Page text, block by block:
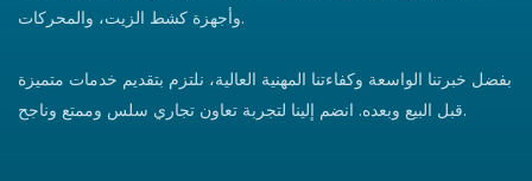
وأجهزة كشط الزيت، والمحركات.
بفضل خبرتنا الواسعة وكفاءتنا المهنية العالية، نلتزم بتقديم خدمات متميزة
قبل البيع وبعده. انضم إلينا لتجربة تعاون تجاري سلس وممتع وناجح.